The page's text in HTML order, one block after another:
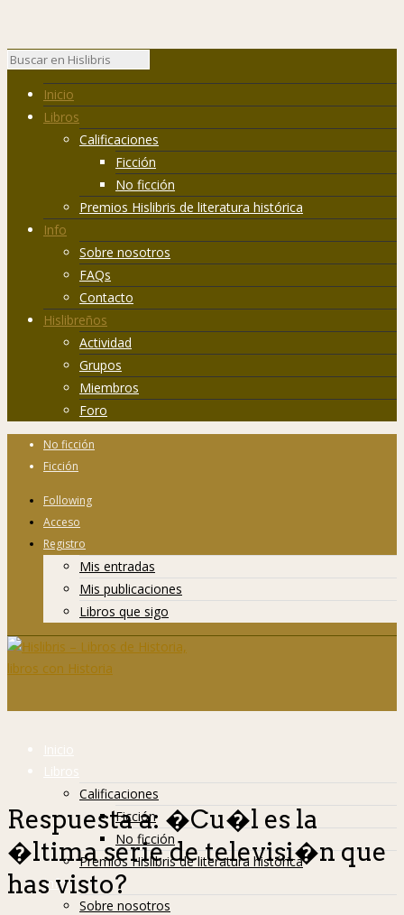
Inicio
Libros
Calificaciones
Ficción
No ficción
Premios Hislibris de literatura histórica
Info
Sobre nosotros
FAQs
Contacto
Hislibreños
Actividad
Grupos
Miembros
Foro
No ficción
Ficción
Following
Acceso
Registro
Mis entradas
Mis publicaciones
Libros que sigo
Inicio
Libros
Calificaciones
Ficción
No ficción
Premios Hislibris de literatura histórica
Info
Sobre nosotros
Respuesta a: �Cu�l es la
�ltima serie de televisi�n que
has visto?